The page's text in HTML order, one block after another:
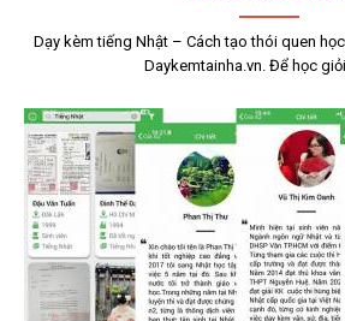
Dạy kèm tiếng Nhật – Cách tạo thói quen
Daykemtainha.vn. Để học giỏi